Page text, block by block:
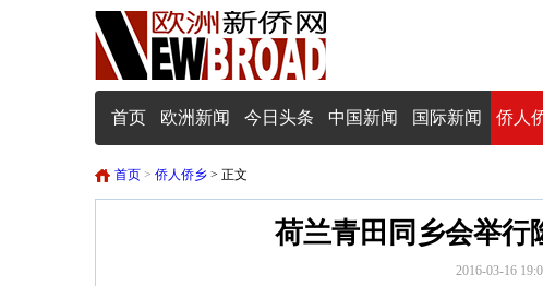
首页 欧洲新闻 今日头条 中国新闻 国际新闻 侨人
首页 > 侨人侨乡 > 正文
荷兰青田同乡会举行
2016-03-16